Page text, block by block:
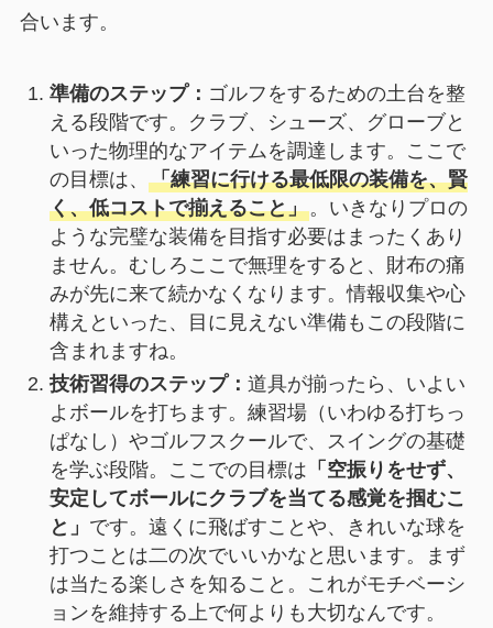
合います。
準備のステップ： ゴルフをするための土台を整
える段階です。クラブ、シューズ、グローブと
いった物理的なアイテムを調達します。ここで
の目標は、 「練習に行ける最低限の装備を、賢
く、低コストで揃えること」。いきなりプロの
ような完璧な装備を目指す必要はまったくあり
ません。むしろここで無理をすると、財布の痛
みが先に来て続かなくなります。情報収集や心
構えといった、目に見えない準備もこの段階に
含まれますね。
技術習得のステップ： 道具が揃ったら、いよい
よボールを打ちます。練習場（いわゆる打ちっ
ぱなし）やゴルフスクールで、スイングの基礎
を学ぶ段階。ここでの目標は 「空振りをせず、
安定してボールにクラブを当てる感覚を掴むこ
と」 です。遠くに飛ばすことや、きれいな球を
打つことは二の次でいいかなと思います。まず
は当たる楽しさを知ること。これがモチベーシ
ョンを維持する上で何よりも大切なんです。